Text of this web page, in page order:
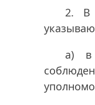
2. В
а) в